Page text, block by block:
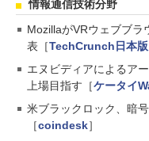
情報通信技術分野
MozillaがVRウェブブラ
表［TechCrunch日本版
エヌビディアによるア
上場目指す［ケータイ
米ブラックロック、暗
［coindesk］